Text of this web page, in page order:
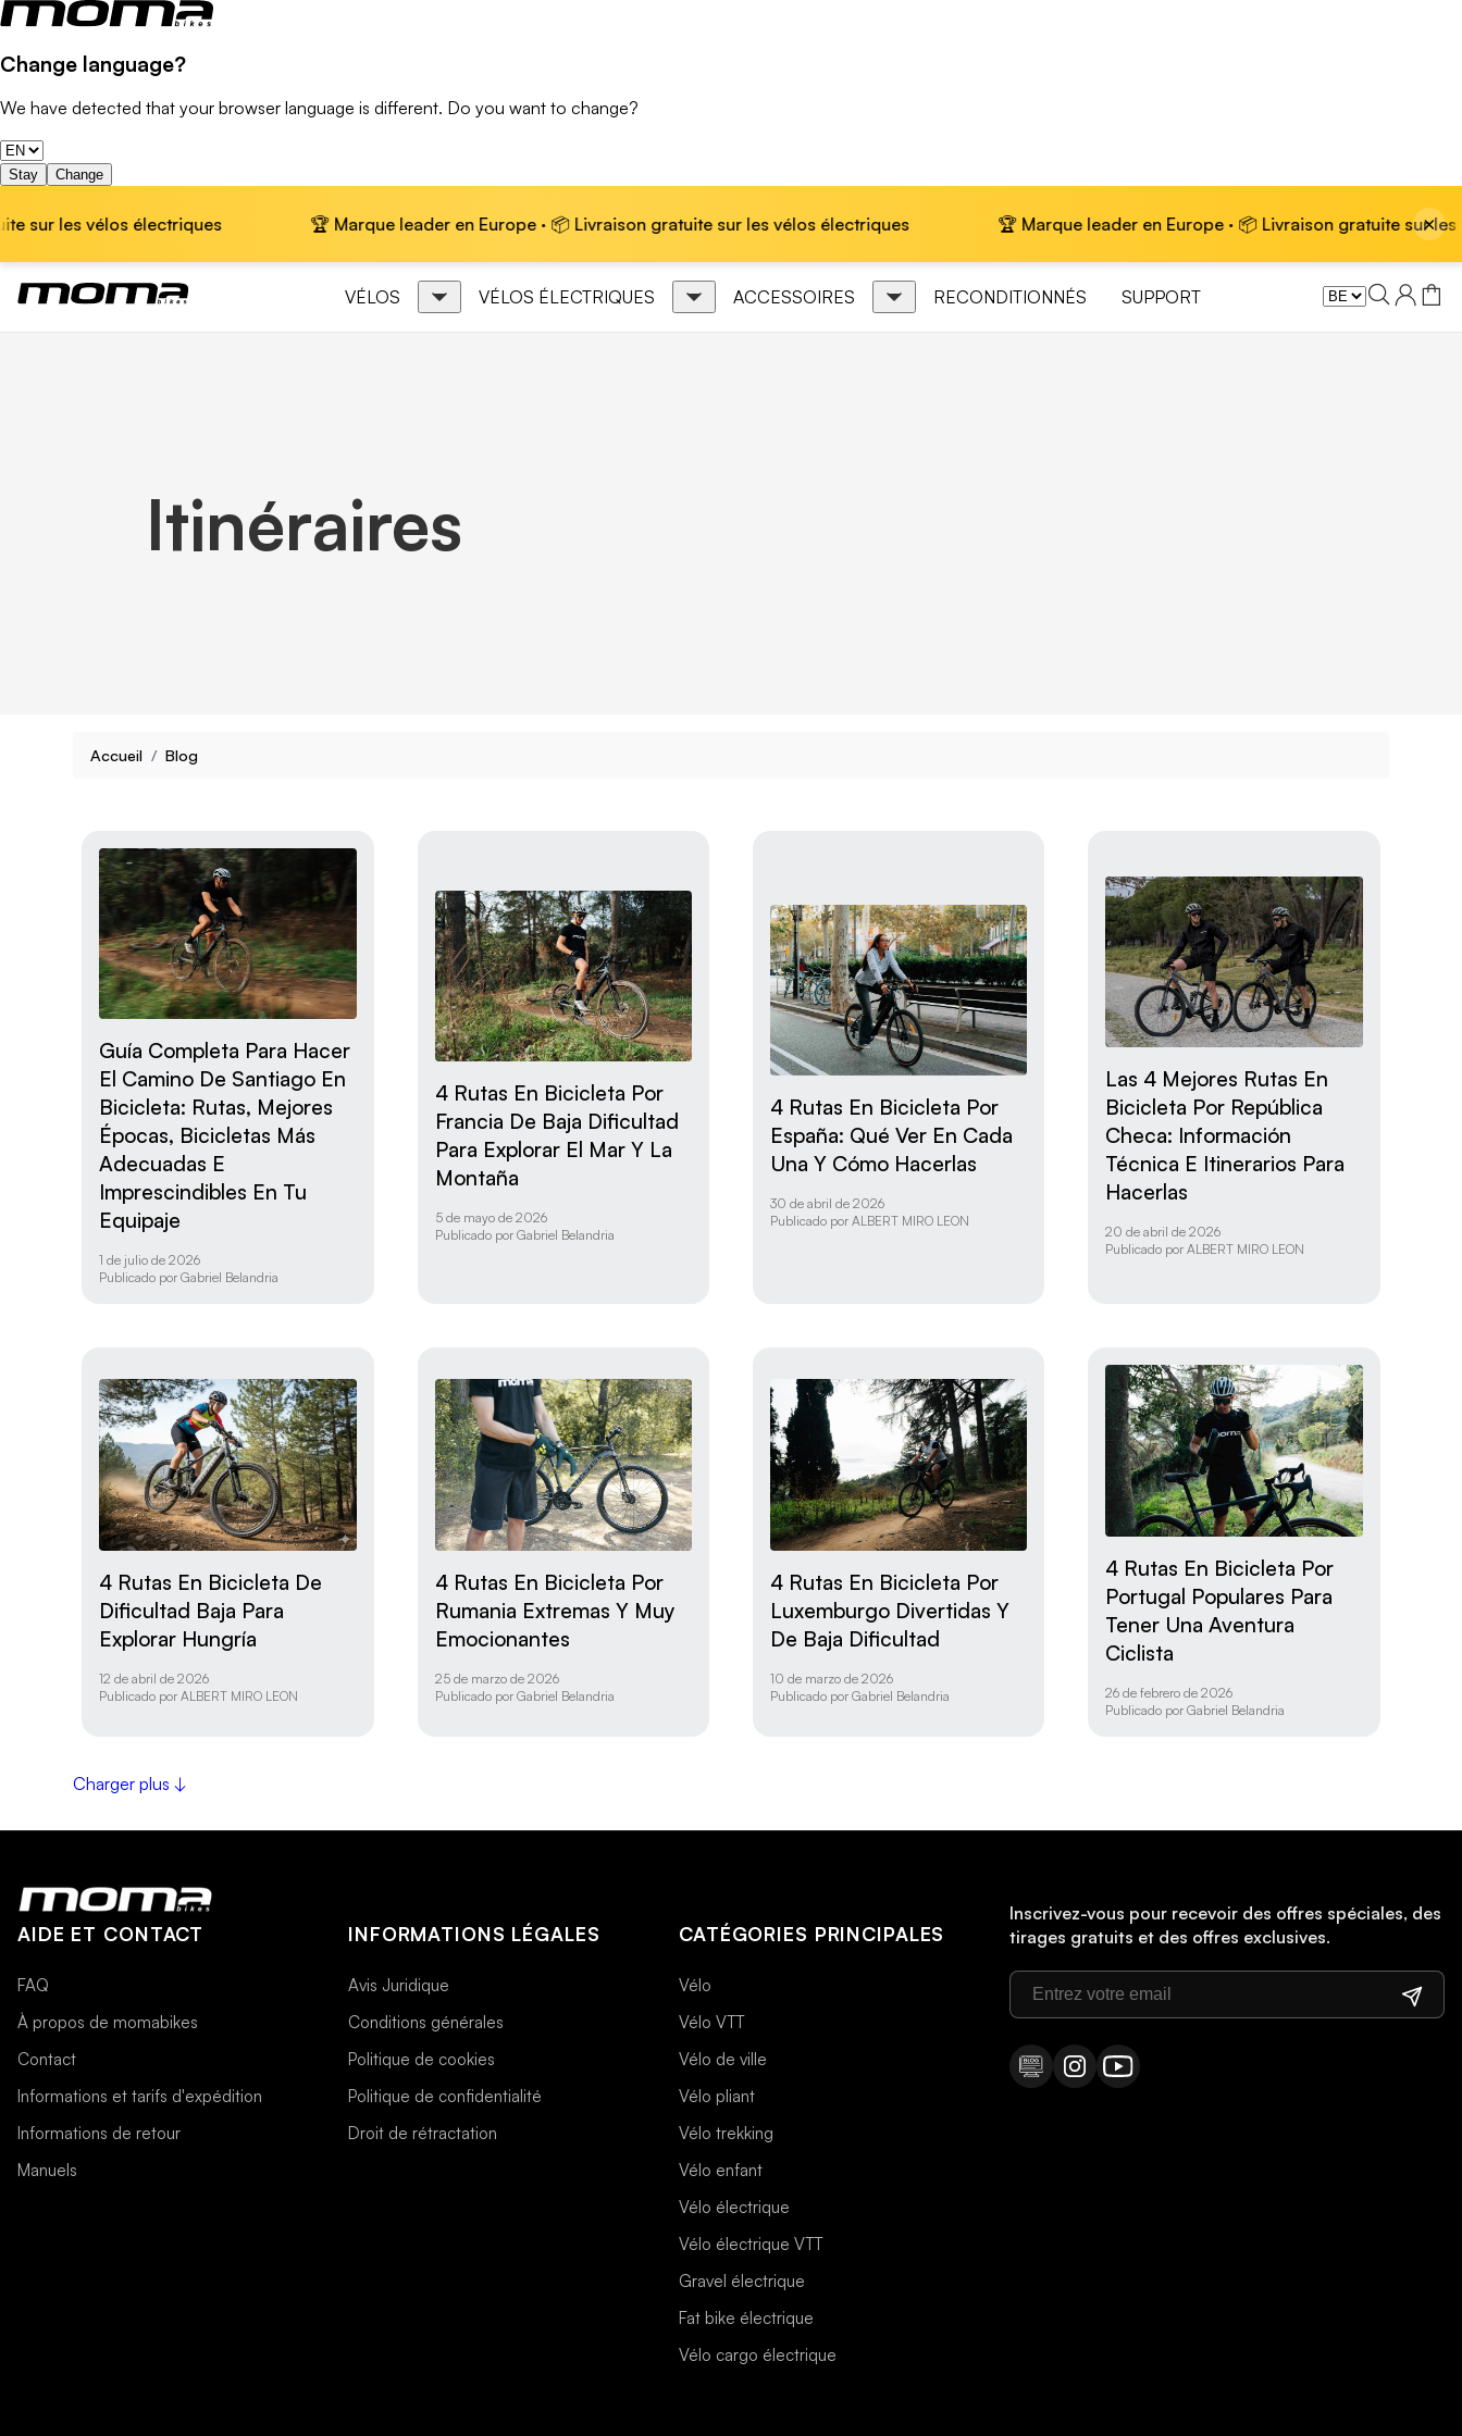
Change language?
We have detected that your browser language is different. Do you want to change?
Stay Change
les vélos électriques 🏆 Marque leader en Europe · 📦 Livraison gratuite sur les vélos électriques 🏆 Marque leader en Europe · 📦 Livraison gratuite sur les ×
VÉLOS VÉLOS ÉLECTRIQUES ACCESSOIRES RECONDITIONNÉS SUPPORT
Itinéraires
Accueil Blog
Guía Completa Para Hacer
El Camino De Santiago En
Bicicleta: Rutas, Mejores
Épocas, Bicicletas Más
Adecuadas E
Imprescindibles En Tu
Equipaje
1 de julio de 2026
Publicado porGabriel Belandria
4 Rutas En Bicicleta Por
Francia De Baja Dificultad
Para Explorar El Mar Y La
Montaña
5 de mayo de 2026
Publicado por Gabriel Belandria
4 Rutas En Bicicleta Por
España: Qué Ver En Cada
Una Y Cómo Hacerlas
30 de abril de 2026
Publicado por ALBERT MIRO LEON
Las 4 Mejores Rutas En
Bicicleta Por República
Checa: Información
Técnica E Itinerarios Para
Hacerlas
20 de abril de 2026
Publicado porALBERT MIRO LEON
4 Rutas En Bicicleta De
Dificultad Baja Para
Explorar Hungría
12 de abril de 2026
Publicado porALBERT MIRO LEON
4 Rutas En Bicicleta Por
Rumania Extremas Y Muy
Emocionantes
25 de marzo de 2026
Publicado por Gabriel Belandria
4 Rutas En Bicicleta Por
Luxemburgo Divertidas Y
De Baja Dificultad
10 de marzo de 2026
Publicado por Gabriel Belandria
4 Rutas En Bicicleta Por
Portugal Populares Para
Tener Una Aventura
Ciclista
26 de febrero de 2026
Publicado porGabriel Belandria
Charger plus ↓
AIDE ET CONTACT
FAQ
À propos de momabikes
Contact
Informations et tarifs d'expédition
Informations de retour
Manuels
INFORMATIONS LÉGALES
Avis Juridique
Conditions générales
Politique de cookies
Politique de confidentialité
Droit de rétractation
CATÉGORIES PRINCIPALES
Vélo
Vélo VTT
Vélo de ville
Vélo pliant
Vélo trekking
Vélo enfant
Vélo électrique
Vélo électrique VTT
Gravel électrique
Fat bike électrique
Vélo cargo électrique
Inscrivez-vous pour recevoir des offres spéciales, des
tirages gratuits et des offres exclusives.